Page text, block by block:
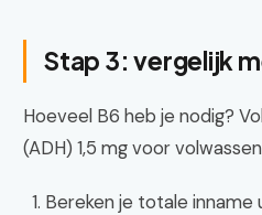
Stap 3: vergelijk
Hoeveel B6 heb je nodig?
(ADH) 1,5 mg voor
Bereken je totale inname